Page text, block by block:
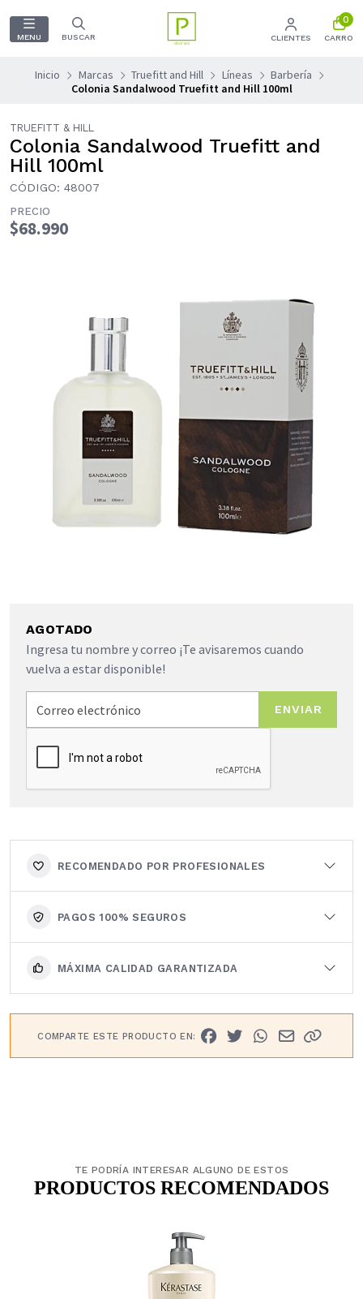
MENU BUSCAR CLIENTES
0
CARRO
Inicio Marcas Truefitt and Hill Líneas
Barbería
Colonia Sandalwood Truefitt and Hill 100ml
TRUEFITT & HILL
Colonia Sandalwood Truefitt and
Hill 100ml
CÓDIGO: 48007
PRECIO
$68.990
AGOTADO
Ingresa tu nombre y correo ¡Te avisaremos cuando
vuelva a estar disponible!
ENVIAR
RECOMENDADO POR PROFESIONALES
PAGOS 100% SEGUROS
MÁXIMA CALIDAD GARANTIZADA
COMPARTE ESTE PRODUCTO EN:
TE PODRÍA INTERESAR ALGUNO DE ESTOS
PRODUCTOS RECOMENDADOS